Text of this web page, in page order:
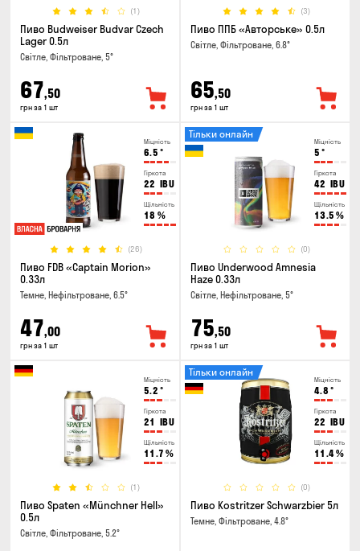
(1)
Пиво Budweiser Budvar Czech
Lager 0.5л
Світле, Фільтроване, 5°
67,50
грн за 1 шт
(3)
Пиво ППБ «Авторське» 0.5л
Світле, Фільтроване, 6.8°
65,50
грн за 1 шт
Міцність
6.5 °
Гіркота
22 IBU
Щільність
18 %
(26)
Пиво FDB «Captain Morion»
0.33л
Темне, Нефільтроване, 6.5°
47,00
грн за 1 шт
Міцність
5 °
Гіркота
42 IBU
Щільність
13.5 %
(0)
Тільки онлайн
Пиво Underwood Amnesia
Haze 0.33л
Світле, Нефільтроване, 5°
75,50
грн за 1 шт
Міцність
5.2 °
Гіркота
21 IBU
Щільність
11.7 %
(1)
Пиво Spaten «Münchner Hell»
0.5л
Світле, Фільтроване, 5.2°
Міцність
4.8 °
Гіркота
22 IBU
Щільність
11.4%
(0)
Тільки онлайн
Пиво Kostritzer Schwarzbier 5л
Темне, Фільтроване, 4.8°